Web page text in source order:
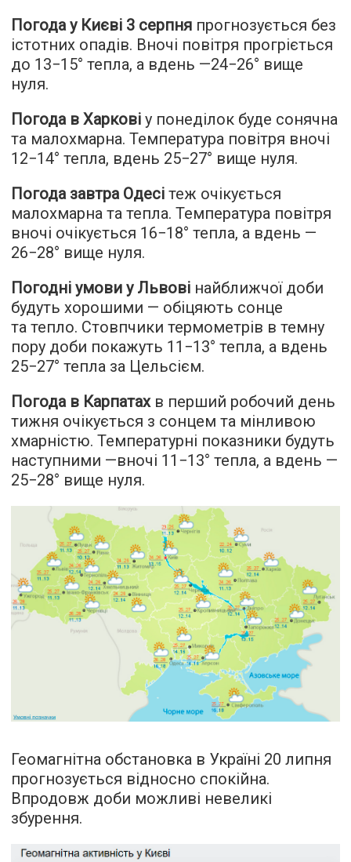
Погода у Києві 3 серпня прогнозується без
істотних опадів. Вночі повітря прогріється
до 13−15° тепла, а вдень —24−26° вище
нуля.
Погода в Харкові у понеділок буде сонячна
та малохмарна. Температура повітря вночі
12−14° тепла, вдень 25−27° вище нуля.
Погода завтра Одесі теж очікується
малохмарна та тепла. Температура повітря
вночі очікується 16−18° тепла, а вдень —
26−28° вище нуля.
Погодні умови у Львові найближчої доби
будуть хорошими — обіцяють сонце
та тепло. Стовпчики термометрів в темну
пору доби покажуть 11−13° тепла, а вдень
25−27° тепла за Цельсієм.
Погода в Карпатахв перший робочий день
тижня очікується з сонцем та мінливою
хмарністю. Температурні показники будуть
наступними —вночі 11−13° тепла, а вдень —
25−28° вище нуля.
Геомагнітна обстановка в Україні 20 липня
прогнозується відносно спокійна.
Впродовж доби можливі невеликі
збурення.